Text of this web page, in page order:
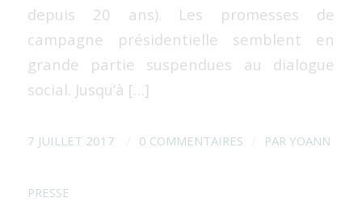
depuis 20 ans). Les promesses de
campagne présidentielle semblent en
grande partie suspendues au dialogue
social. Jusqu’à […]
7 JUILLET 2017 0 COMMENTAIRES PAR YOANN
PRESSE